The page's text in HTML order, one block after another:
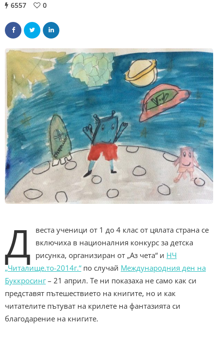
6557 0
Д веста ученици от 1 до 4 клас от цялата страна се
включиха в националния конкурс за детска
рисунка, организиран от „Аз чета“ и НЧ
„Читалище.то-2014г.“ по случай Международния ден на
Буккросинг– 21 април. Те ни показаха не само как си
представят пътешествието на книгите, но и как
читателите пътуват на крилете на фантазията си
благодарение на книгите.